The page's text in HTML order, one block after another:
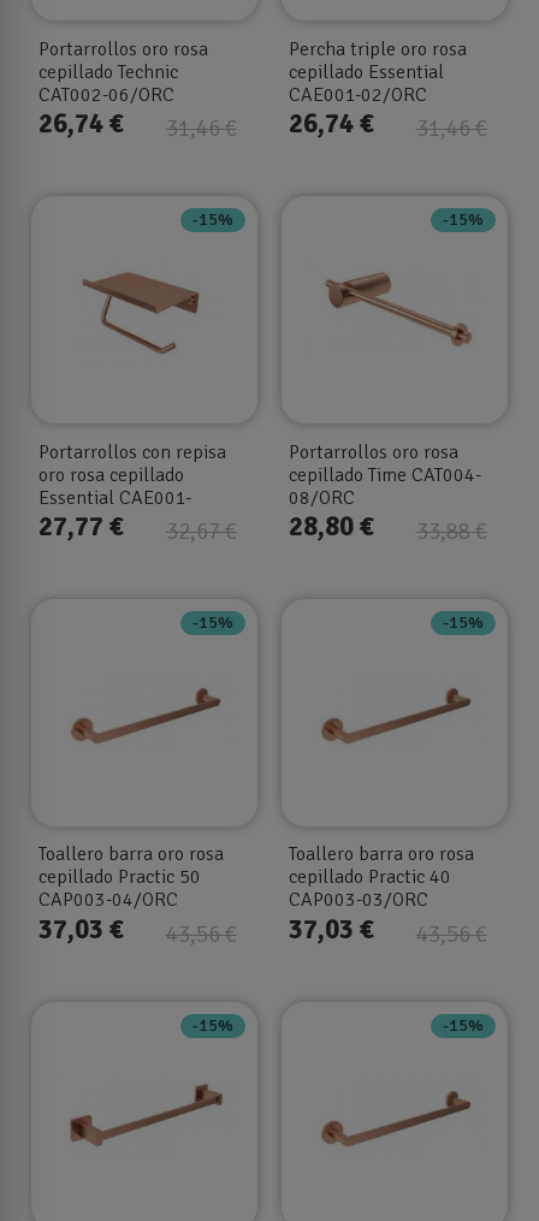
Portarrollos oro rosa
cepillado Technic
CAT002-06/ORC
31,46 €
26,74 €
Percha triple oro rosa
cepillado Essential
CAE001-02/ORC
31,46 €
26,74 €
-15%
Portarrollos con repisa
oro rosa cepillado
Essential CAE001-
09/ORC
32,67 €
27,77 €
-15%
Portarrollos oro rosa
cepillado Time CAT004-
08/ORC
33,88 €
28,80 €
-15%
Toallero barra oro rosa
cepillado Practic 50
CAP003-04/ORC
43,56 €
37,03 €
-15%
Toallero barra oro rosa
cepillado Practic 40
CAP003-03/ORC
43,56 €
37,03 €
-15% -15%